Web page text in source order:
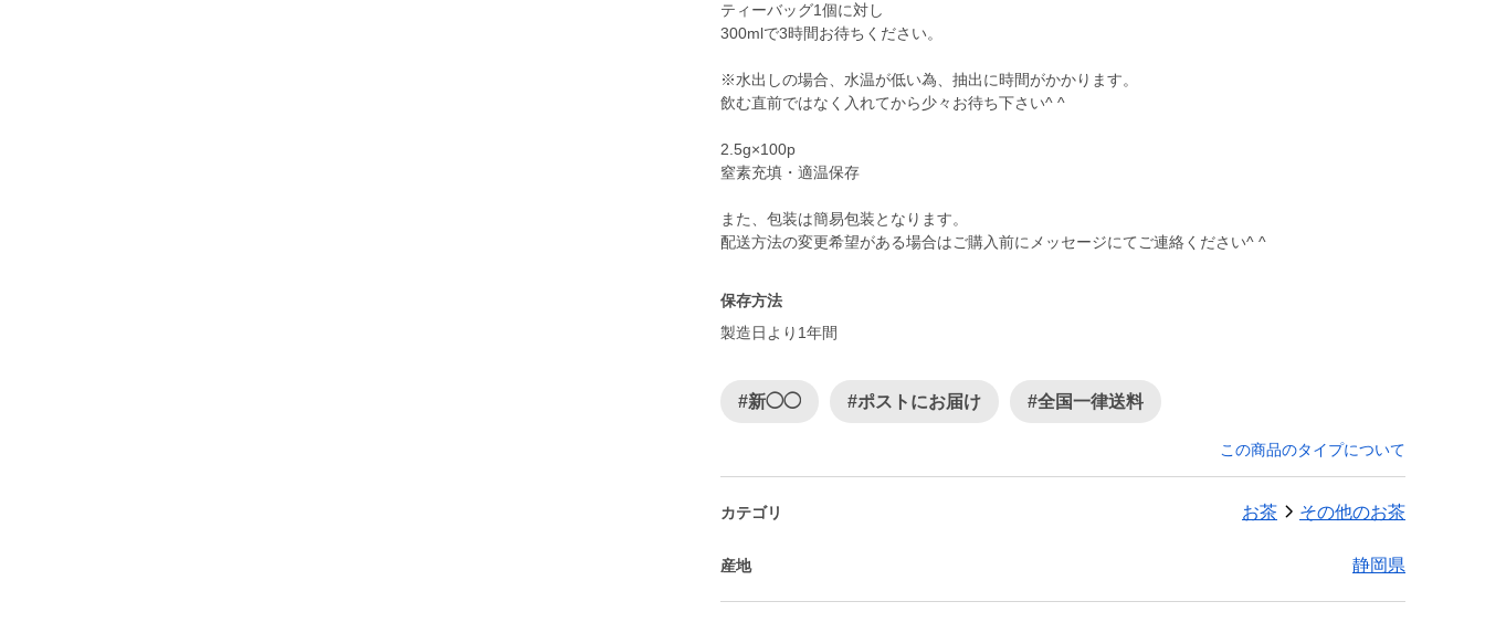
ティーバッグ1個に対し
300mlで3時間お待ちください。
※水出しの場合、水温が低い為、抽出に時間がかかります。
飲む直前ではなく入れてから少々お待ち下さい^ ^
2.5g×100p
窒素充填・適温保存
また、包装は簡易包装となります。
配送方法の変更希望がある場合はご購入前にメッセージにてご連絡ください^ ^
保存方法
製造日より1年間
#新◯◯ #ポストにお届け #全国一律送料
この商品のタイプについて
カテゴリ お茶 その他のお茶
産地 静岡県